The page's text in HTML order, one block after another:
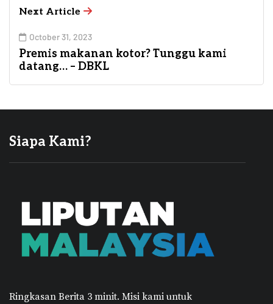
Next Article
October 31, 2023
Premis makanan kotor? Tunggu kami
datang… – DBKL
Siapa Kami?
Ringkasan Berita 3 minit. Misi kami untuk